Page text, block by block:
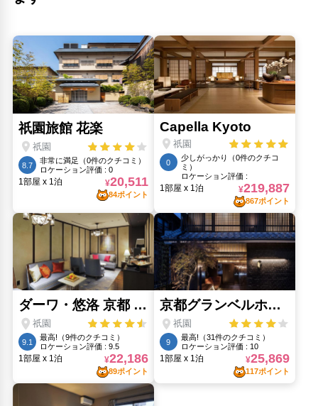
島本(310m)
新京極通(800m)
かさ源(270m)
漢検漢字博物館＆図書館(320m)
白川南通(210m)
くろちく祇園倭美坐(250m)
よーじや祇園店(270m)
パゴン祇園店(170m)
祇園むら田(330m)
祇園祭(410m)
祇園辻利 本店(330m)
萩月祇園本店(320m)
辰巳大明神神社(150m)
なぎ辻病院(5.21km)
金竹堂(270m)
高台寺(800m)
人気スポット
三十三間堂(2.04km)
京都駅ビル(2.76km)
伏見稲荷大社(4.38km)
伏見稲荷神社(4.38km)
元離宮二条城(2.46km)